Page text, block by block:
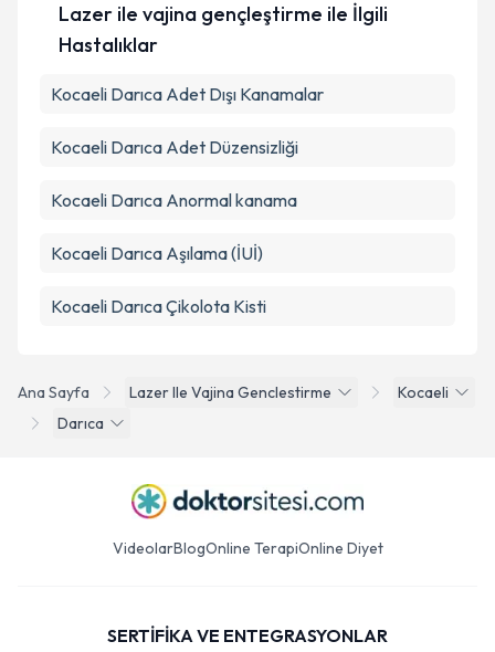
Ana Sayfa Lazer Ile Vajina Genclestirme
Kocaeli
Darıca
Lazer ile vajina gençleştirme ile İlgili
Hastalıklar
Kocaeli Darıca Adet Dışı Kanamalar
Kocaeli Darıca Adet Düzensizliği
Kocaeli Darıca Anormal kanama
Kocaeli Darıca Aşılama (İUİ)
Kocaeli Darıca Çikolota Kisti
VideolarBlogOnline TerapiOnline Diyet
SERTİFİKA VE ENTEGRASYONLAR